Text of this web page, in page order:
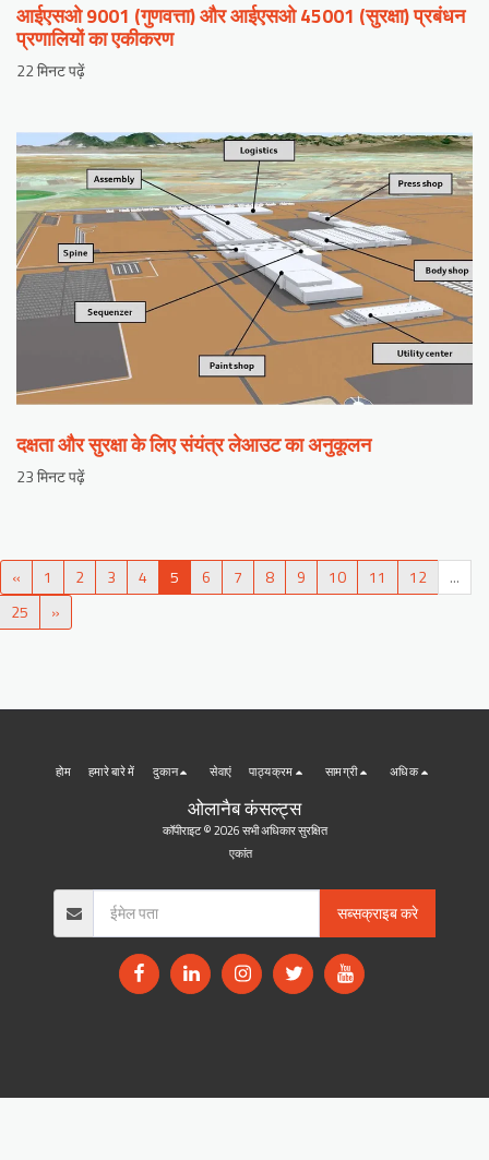
आईएसओ 9001 (गुणवत्ता) और आईएसओ 45001 (सुरक्षा) प्रबंधन
प्रणालियों का एकीकरण
22 मिनट पढ़ें
दक्षता और सुरक्षा के लिए संयंत्र लेआउट का अनुकूलन
23 मिनट पढ़ें
« 1 2 3 4 5 6 7 8 9 10 11 12
...
25
»
ओलानैब कंसल्ट्स
कॉपीराइट © 2026 सभी अधिकार सुरक्षित
एकांत
होम हमारे बारे में दुकान सेवाएं पाठ्यक्रम सामग्री अधिक
सब्सक्राइब करे